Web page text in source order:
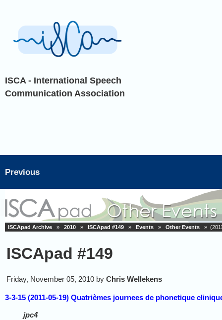
ISCA - International Speech
Communication Association
Previous
ISCApad Archive » 2010 » ISCApad #149 » Events » Other Events »
ISCApad #149
Friday, November 05, 2010 by Chris Wellekens
3-3-15 (2011-05-19) Quatrièmes journees de phonetique
jpc4